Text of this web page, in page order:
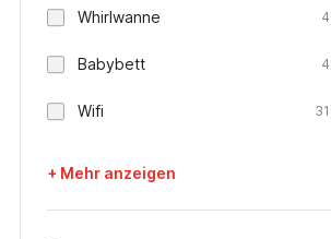
Whirlwanne
Babybett
Wifi
+ Mehr anzeigen